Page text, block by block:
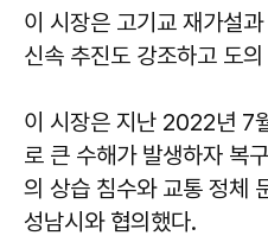
이 시장은 고기교 재가설
신속 추진도 강조하고 도
이 시장은 지난 2022년 7
로 큰 수해가 발생하자 복
의 상습 침수와 교통 정체
성남시와 협의했다.